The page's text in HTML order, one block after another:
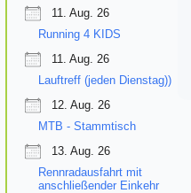
11. Aug. 26
Running 4 KIDS
11. Aug. 26
Lauftreff (jeden Dienstag))
12. Aug. 26
MTB - Stammtisch
13. Aug. 26
Rennradausfahrt mit
anschließender Einkehr